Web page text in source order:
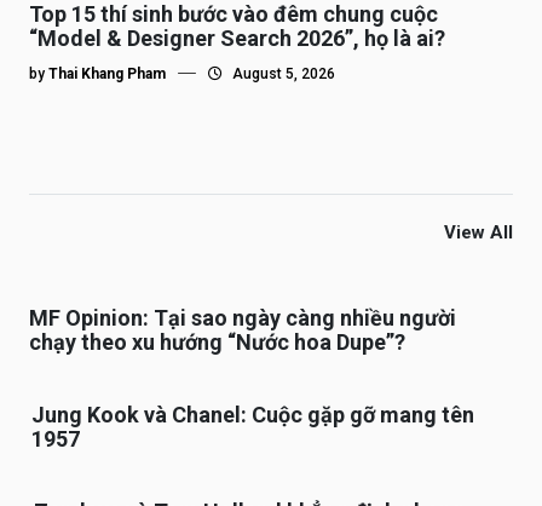
Top 15 thí sinh bước vào đêm chung cuộc
“Model & Designer Search 2026”, họ là ai?
by Thai Khang Pham August 5, 2026
View All
MF Opinion: Tại sao ngày càng nhiều người
chạy theo xu hướng “Nước hoa Dupe”?
Jung Kook và Chanel: Cuộc gặp gỡ mang tên
1957